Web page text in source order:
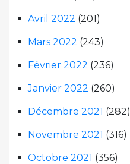
Avril 2022 (201)
Mars 2022 (243)
Février 2022 (236)
Janvier 2022 (260)
Décembre 2021 (282)
Novembre 2021 (316)
Octobre 2021 (356)